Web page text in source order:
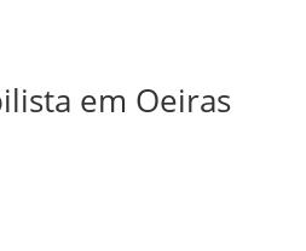
em Oeiras